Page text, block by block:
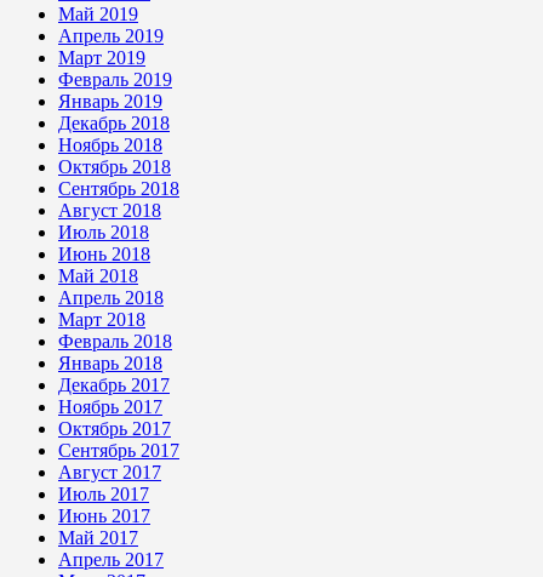
Май 2019
Апрель 2019
Март 2019
Февраль 2019
Январь 2019
Декабрь 2018
Ноябрь 2018
Октябрь 2018
Сентябрь 2018
Август 2018
Июль 2018
Июнь 2018
Май 2018
Апрель 2018
Март 2018
Февраль 2018
Январь 2018
Декабрь 2017
Ноябрь 2017
Октябрь 2017
Сентябрь 2017
Август 2017
Июль 2017
Июнь 2017
Май 2017
Апрель 2017